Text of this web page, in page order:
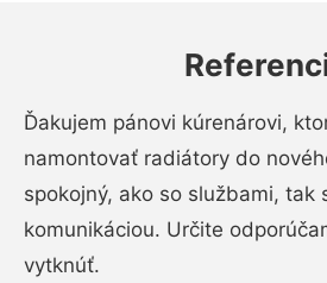
Ďakujem pánovi kúrenárovi,
namontovať radiátory do
spokojný, ako so službami, tak
komunikáciou. Určite
vytknúť.